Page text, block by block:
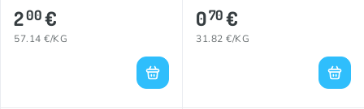
200€
57.14 €/KG
070€
31.82 €/KG